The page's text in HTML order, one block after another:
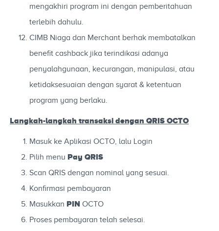
mengakhiri program ini dengan pemberitahuan
terlebih dahulu.
CIMB Niaga dan Merchant berhak membatalkan
benefit cashback jika terindikasi adanya
penyalahgunaan, kecurangan, manipulasi, atau
ketidaksesuaian dengan syarat & ketentuan
program yang berlaku.
Langkah-langkah transaksi dengan QRIS OCTO
Masuk ke Aplikasi OCTO, lalu Login
Pilih menu Pay QRIS
Scan QRIS dengan nominal yang sesuai.
Konfirmasi pembayaran
Masukkan PIN OCTO
Proses pembayaran telah selesai.